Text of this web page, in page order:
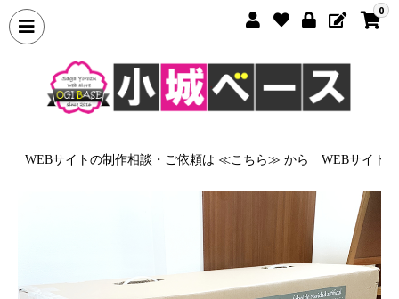
0
WEBサイトの制作相談・ご依頼は ≪こちら≫ から WEBサイト